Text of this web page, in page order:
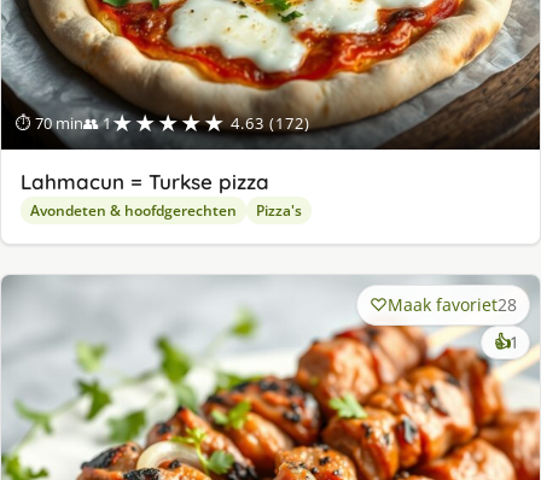
⏱ 70 min👥 1★★★★★ 4.63 (172)
Lahmacun = Turkse pizza
Avondeten & hoofdgerechten Pizza's
Maak favoriet28
👍1